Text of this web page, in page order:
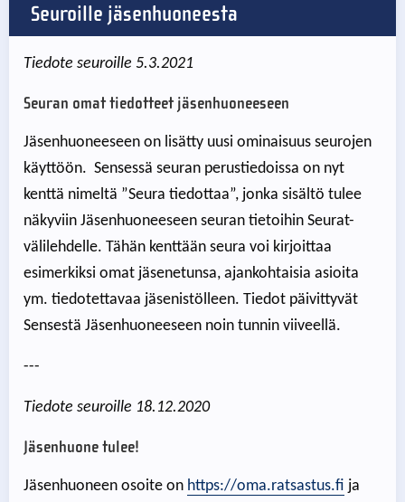
Seuroille jäsenhuoneesta
Tiedote seuroille 5.3.2021
Seuran omat tiedotteet jäsenhuoneeseen
Jäsenhuoneeseen on lisätty uusi ominaisuus seurojen
käyttöön. Sensessä seuran perustiedoissa on nyt
kenttä nimeltä ”Seura tiedottaa”, jonka sisältö tulee
näkyviin Jäsenhuoneeseen seuran tietoihin Seurat-
välilehdelle. Tähän kenttään seura voi kirjoittaa
esimerkiksi omat jäsenetunsa, ajankohtaisia asioita
ym. tiedotettavaa jäsenistölleen. Tiedot päivittyvät
Sensestä Jäsenhuoneeseen noin tunnin viiveellä.
---
Tiedote seuroille 18.12.2020
Jäsenhuone tulee!
Jäsenhuoneen osoite on https://oma.ratsastus.fi ja